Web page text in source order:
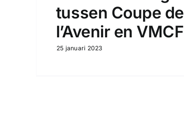
tussen Coupe de
l’Avenir en VMCF
25 januari 2023